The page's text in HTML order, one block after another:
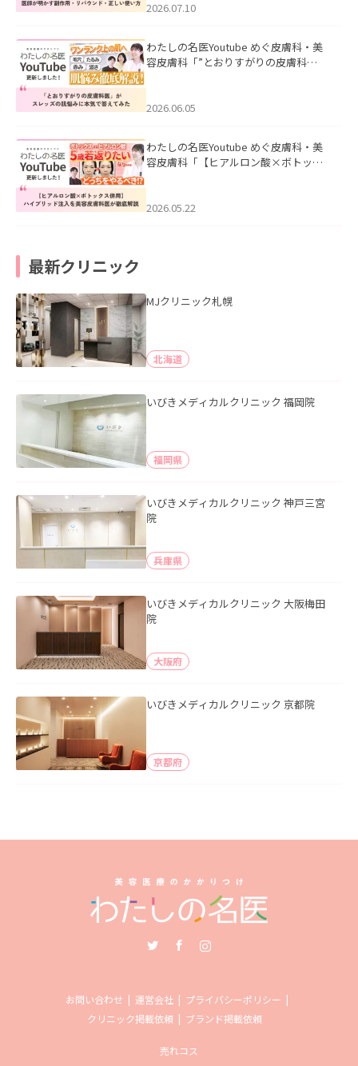
た。
2026.07.10
わたしの名医Youtube めぐ皮膚科・美
容皮膚科「”とおりすがりの皮膚科
2026.06.05
わたしの名医Youtube めぐ皮膚科・美
容皮膚科「【ヒアルロン酸×ボトック
た。
2026.05.22
最新クリニック
MJクリニック札幌
北海道
いびきメディカルクリニック 福岡院
福岡県
いびきメディカルクリニック 神戸三宮
院
兵庫県
いびきメディカルクリニック 大阪梅田
院
大阪府
いびきメディカルクリニック 京都院
京都府
お問い合わせ 運営会社
プライバシーポリシー
クリニック掲載依頼
ブランド掲載依頼
売れコス